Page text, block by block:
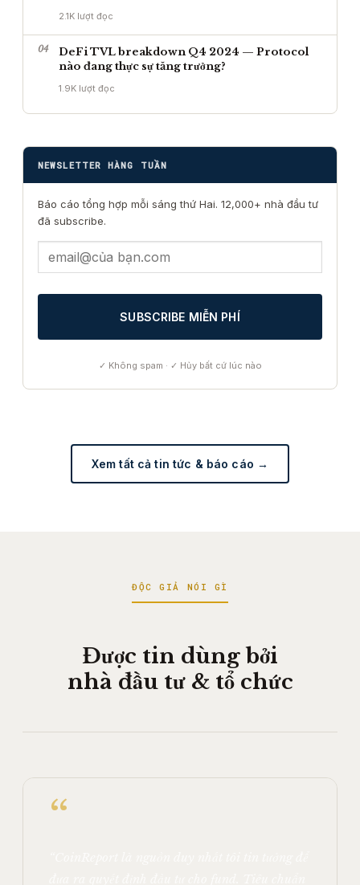
2.1K lượt đọc
04
DeFi TVL breakdown Q4 2024 — Protocol
nào đang thực sự tăng trưởng?
1.9K lượt đọc
NEWSLETTER HÀNG TUẦN
Báo cáo tổng hợp mỗi sáng thứ Hai. 12,000+ nhà đầu tư
đã subscribe.
SUBSCRIBE MIỄN PHÍ
✓ Không spam · ✓ Hủy bất cứ lúc nào
Xem tất cả tin tức & báo cáo →
ĐỘC GIẢ NÓI GÌ
Được tin dùng bởi
nhà đầu tư & tổ chức
“